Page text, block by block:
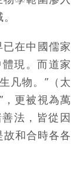
在中國儒家
體現。而道家
凡物。”（太
，更被視為萬
法，皆從因
和合時各各